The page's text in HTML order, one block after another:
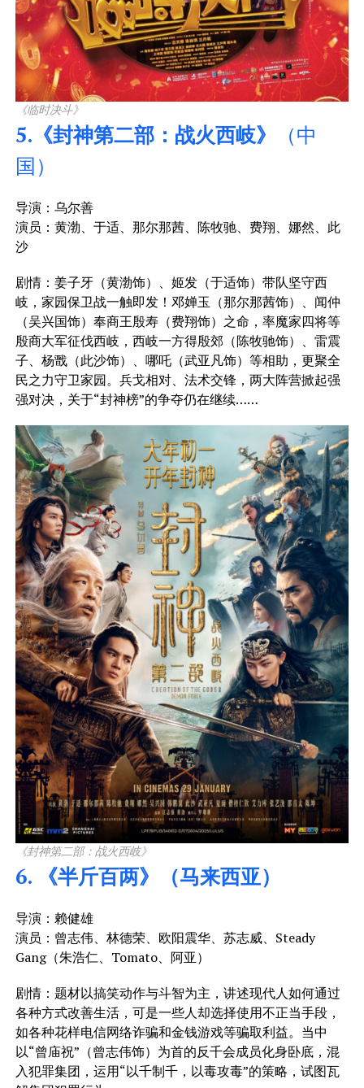
《临时决斗》
5.《封神第二部：战火西岐》
（中
国）
导演：乌尔善
演员：黄渤、于适、那尔那茜、陈牧驰、费翔、娜然、此
沙
剧情：姜子牙（黄渤饰）、姬发（于适饰）带队坚守西
岐，家园保卫战一触即发！邓婵玉（那尔那茜饰）、闻仲
（吴兴国饰）奉商王殷寿（费翔饰）之命，率魔家四将等
殷商大军征伐西岐，西岐一方得殷郊（陈牧驰饰）、雷震
子、杨戬（此沙饰）、哪吒（武亚凡饰）等相助，更聚全
民之力守卫家园。兵戈相对、法术交锋，两大阵营掀起强
强对决，关于“封神榜”的争夺仍在继续……
《封神第二部：战火西岐》
6. 《半斤百两》（马来西亚）
导演：赖健雄
演员：曾志伟、林德荣、欧阳震华、苏志威、Steady
Gang（朱浩仁、Tomato、阿亚）
剧情：题材以搞笑动作与斗智为主，讲述现代人如何通过
各种方式改善生活，可是一些人却选择使用不正当手段，
如各种花样电信网络诈骗和金钱游戏等骗取利益。当中
以“曾庙祝”（曾志伟饰）为首的反千会成员化身卧底，混
入犯罪集团，运用“以千制千，以毒攻毒”的策略，试图瓦